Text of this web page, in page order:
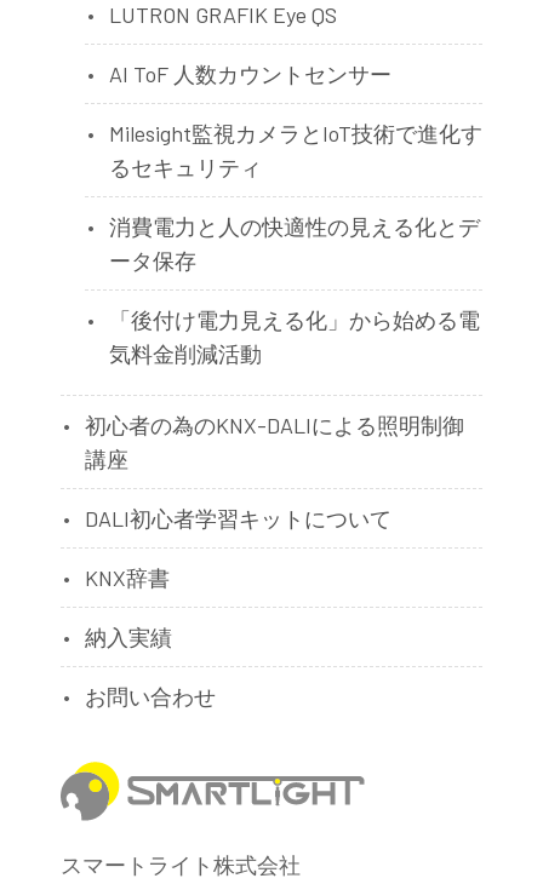
LUTRON GRAFIK Eye QS
AI ToF 人数カウントセンサー
Milesight監視カメラとIoT技術で進化す
るセキュリティ
消費電力と人の快適性の見える化とデ
ータ保存
「後付け電力見える化」から始める電
気料金削減活動
初心者の為のKNX-DALIによる照明制御
講座
DALI初心者学習キットについて
KNX辞書
納入実績
お問い合わせ
スマートライト株式会社